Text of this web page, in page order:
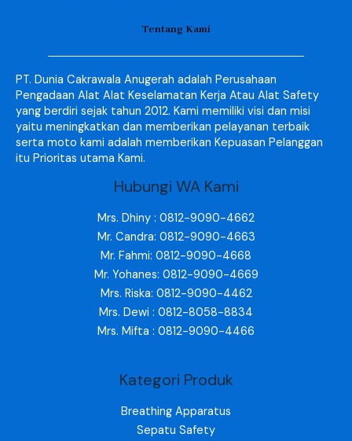
Tentang Kami
PT. Dunia Cakrawala Anugerah adalah Perusahaan
Pengadaan Alat Alat Keselamatan Kerja Atau Alat Safety
yang berdiri sejak tahun 2012. Kami memiliki visi dan misi
yaitu meningkatkan dan memberikan pelayanan terbaik
serta moto kami adalah memberikan Kepuasan Pelanggan
itu Prioritas utama Kami.
Hubungi WA Kami
Mrs. Dhiny : 0812-9090-4662
Mr. Candra: 0812-9090-4663
Mr. Fahmi: 0812-9090-4668
Mr. Yohanes: 0812-9090-4669
Mrs. Riska: 0812-9090-4462
Mrs. Dewi : 0812-8058-8834
Mrs. Mifta : 0812-9090-4466
Kategori Produk
Breathing Apparatus
Sepatu Safety